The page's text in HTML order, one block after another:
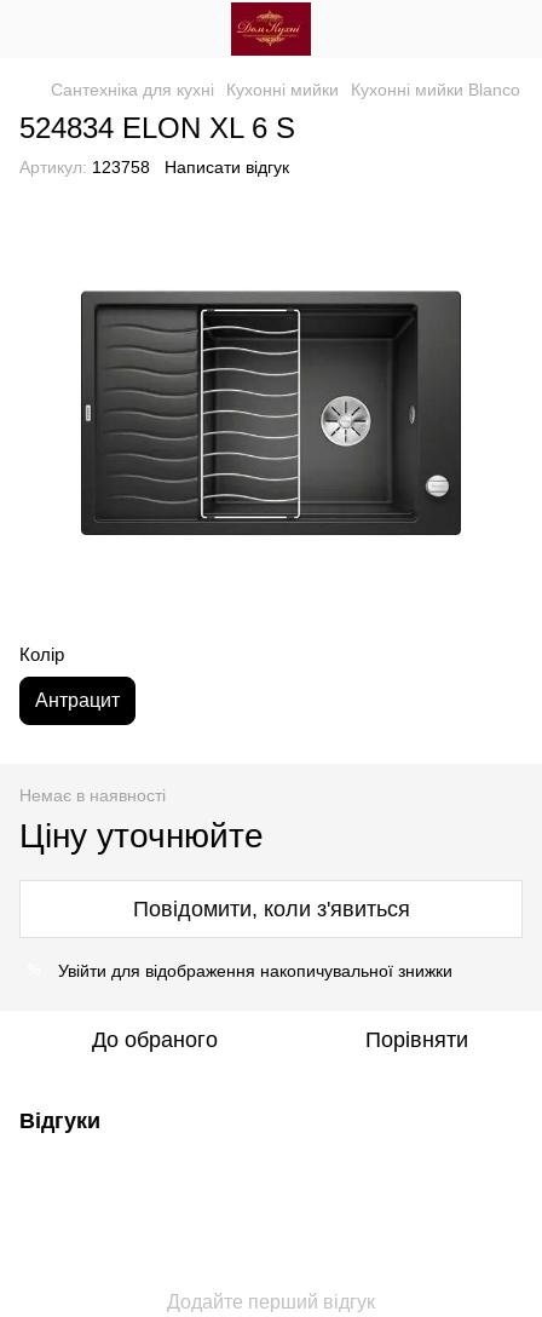
Сантехніка для кухні Кухонні мийки Кухонні мийки Blanco
524834 ELON XL 6 S
Артикул: 123758 Написати відгук
Колір
Антрацит
Немає в наявності
Ціну уточнюйте
Повідомити, коли з'явиться
Увійти для відображення накопичувальної знижки
До обраного Порівняти
Відгуки
Додайте перший відгук